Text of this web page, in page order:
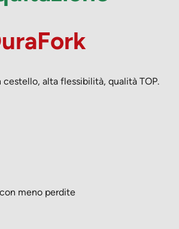
alta flessibilità, qualità TOP.
meno perdite